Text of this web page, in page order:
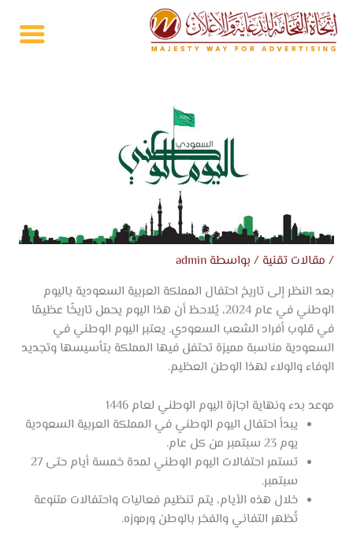
تخطي
إلى
المحتوى
/ مقالات تقنية / بواسطة admin
بعد النظر إلى تاريخ احتفال المملكة العربية السعودية باليوم
الوطني في عام 2024، يُلاحظ أن هذا اليوم يحمل تاريخًا عظيمًا
في قلوب أفراد الشعب السعودي. يعتبر اليوم الوطني في
السعودية مناسبة مميزة تحتفل فيها المملكة بتأسيسها وتجديد
الوفاء والولاء لهذا الوطن العظيم.
موعد بدء ونهاية اجازة اليوم الوطني لعام 1446
يبدأ احتفال اليوم الوطني في المملكة العربية السعودية
يوم 23 سبتمبر من كل عام.
تستمر احتفالات اليوم الوطني لمدة خمسة أيام حتى 27
سبتمبر.
خلال هذه الأيام، يتم تنظيم فعاليات واحتفالات متنوعة
تُظهر التفاني والفخر بالوطن ورموزه.